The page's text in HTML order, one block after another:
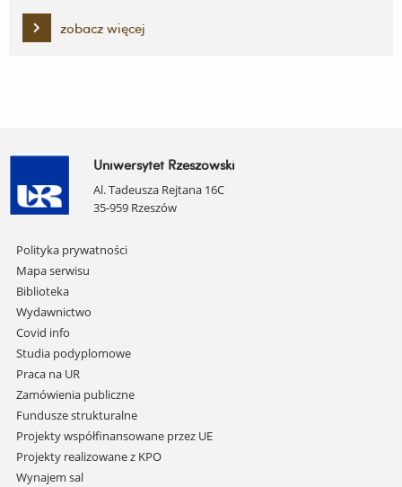
zobacz więcej
Uniwersytet Rzeszowski
Al. Tadeusza Rejtana 16C
35-959 Rzeszów
Pomiń
nawigację
i
przejdź
do
treści
Polityka prywatności
Mapa serwisu
Biblioteka
Wydawnictwo
Covid info
Studia podyplomowe
Praca na UR
Zamówienia publiczne
Fundusze strukturalne
Projekty współfinansowane przez UE
Projekty realizowane z KPO
Wynajem sal